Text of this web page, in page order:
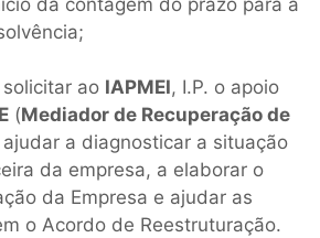
ao IAPMEI, I.P. o apoio
(Mediador de Recuperação de
a diagnosticar a situação
da empresa, a elaborar o
da Empresa e ajudar as
o Acordo de Reestruturação.